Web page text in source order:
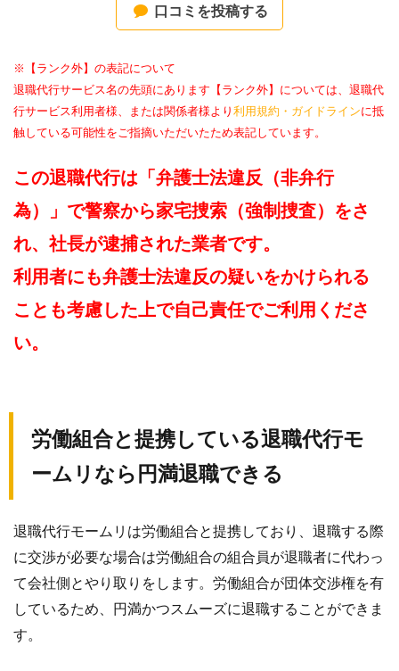
口コミを投稿する
※【ランク外】の表記について
退職代行サービス名の先頭にあります【ランク外】については、退職代
行サービス利用者様、または関係者様より利用規約・ガイドラインに抵
触している可能性をご指摘いただいたため表記しています。
この退職代行は「弁護士法違反（非弁行
為）」で警察から家宅捜索（強制捜査）をさ
れ、社長が逮捕された業者です。
利用者にも弁護士法違反の疑いをかけられる
ことも考慮した上で自己責任でご利用くださ
い。
労働組合と提携している退職代行モ
ームリなら円満退職できる
退職代行モームリは労働組合と提携しており、退職する際
に交渉が必要な場合は労働組合の組合員が退職者に代わっ
て会社側とやり取りをします。労働組合が団体交渉権を有
しているため、円満かつスムーズに退職することができま
す。